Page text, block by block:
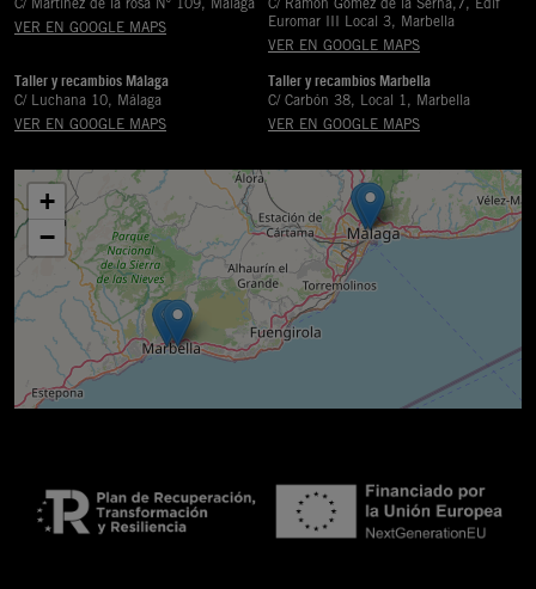
VER EN GOOGLE MAPS
Euromar III Local 3, Marbella
VER EN GOOGLE MAPS
Taller y recambios Málaga
C/ Luchana 10, Málaga
VER EN GOOGLE MAPS
Taller y recambios Marbella
C/ Carbón 38, Local 1, Marbella
VER EN GOOGLE MAPS
+
−